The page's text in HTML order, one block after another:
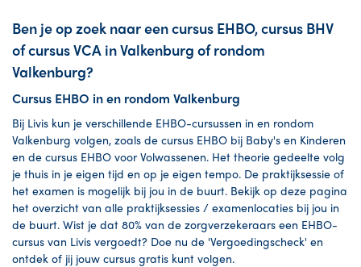
Ben je op zoek naar een cursus EHBO, cursus BHV
of cursus VCA in Valkenburg of rondom
Valkenburg?
Cursus EHBO in en rondom Valkenburg
Bij Livis kun je verschillende EHBO-cursussen in en rondom
Valkenburg volgen, zoals de cursus EHBO bij Baby's en Kinderen
en de cursus EHBO voor Volwassenen. Het theorie gedeelte volg
je thuis in je eigen tijd en op je eigen tempo. De praktijksessie of
het examen is mogelijk bij jou in de buurt. Bekijk op deze pagina
het overzicht van alle praktijksessies / examenlocaties bij jou in
de buurt. Wist je dat 80% van de zorgverzekeraars een EHBO-
cursus van Livis vergoedt? Doe nu de 'Vergoedingscheck' en
ontdek of jij jouw cursus gratis kunt volgen.